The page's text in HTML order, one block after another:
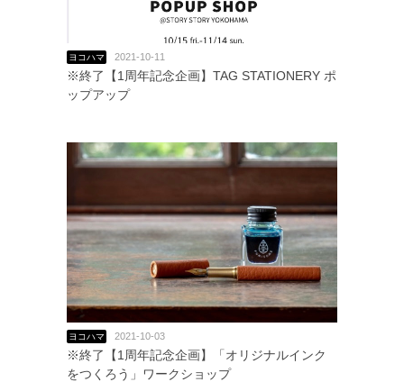
ヨコハマ 2021-10-11
※終了【1周年記念企画】TAG STATIONERY ポ
ップアップ
ヨコハマ 2021-10-03
※終了【1周年記念企画】「オリジナルインク
をつくろう」ワークショップ